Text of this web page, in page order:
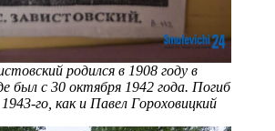
родился в 1908 году в
был с 30 октября 1942 года. Погиб
го, как и Павел Гopoxoвицкий